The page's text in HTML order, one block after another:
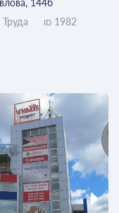
144б
Труда ID 1982